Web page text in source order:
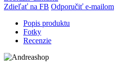
Zdieľať na FB Odporučiť e-mailom
Popis produktu
Fotky
Recenzie